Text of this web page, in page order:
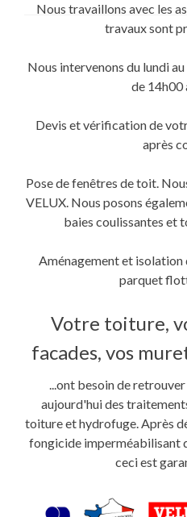
fenêtre)
Nous travaillons avec les
travaux sont
Nous intervenons du lundi
de 14h00
Devis et vérification de
après
Pose de fenêtres de toit.
VELUX. Nous posons
baies coulissantes et
Aménagement et isolation
parquet
Votre toiture,
facades, vos
...ont besoin de
aujourd'hui des
toiture et hydrofuge. Après
fongicide imperméabilisant
ceci est